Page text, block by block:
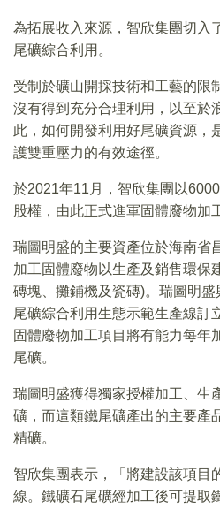
為拓展收入來源，智欣集團切
尾礦綜合利用。
受制於礦山開採技術和工藝的限
沒有得到充分合理利用，以至於
此，如何開發利用好尾礦資源，
護雙重壓力的有效途徑。
於2021年11月，智欣集團以
股權，由此正式進軍固體廢物加
瑞圖明盛的主要資產位於海南省
加工固體廢物以生產及銷售環保
磚塊、攤鋪機及瓷磚)。瑞圖明
尾礦綜合利用生態示範生產線訂
固體廢物加工項目將有能力每年
尾礦。
瑞圖明盛獲得獨家授權加工、生
礦，而這類鐵尾礦產出的主要產
精礦。
智欣集團表示，「將建設該項目
線。鐵礦石尾礦經加工後可提取